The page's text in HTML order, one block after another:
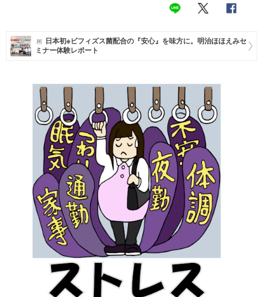
お仕事
マネー
トレンド・イベント
日本初※ビフィズス菌配合の『安心』を味方に。明治ほほえみセ
ミナー体験レポート